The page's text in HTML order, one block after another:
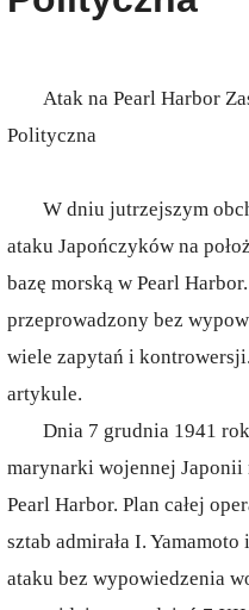
Atak na Pearl Harbor
Polityczna
W dniu jutrzejszym
ataku Japończyków na
bazę morską w Pearl
przeprowadzony bez
wiele zapytań i
artykule.
Dnia 7 grudnia 1941
marynarki wojennej
Pearl Harbor. Plan całej
sztab admirała I.
ataku bez wypowiedzenia